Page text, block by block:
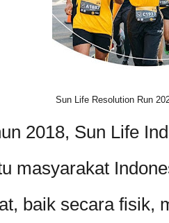
Sun Life Resolution Run
2018, Sun Life
masyarakat
baik secara fisik,